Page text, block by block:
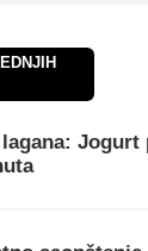
Jogurt